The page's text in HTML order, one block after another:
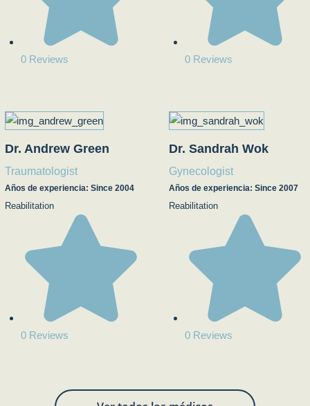
0 Reviews 0 Reviews
Dr. Andrew Green
Traumatologist
Años de experiencia: Since 2004
Reabilitation
0 Reviews
Dr. Sandrah Wok
Gynecologist
Años de experiencia: Since 2007
Reabilitation
0 Reviews